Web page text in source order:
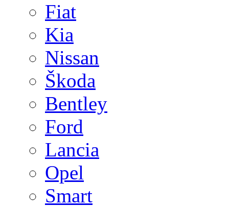
Fiat
Kia
Nissan
Škoda
Bentley
Ford
Lancia
Opel
Smart